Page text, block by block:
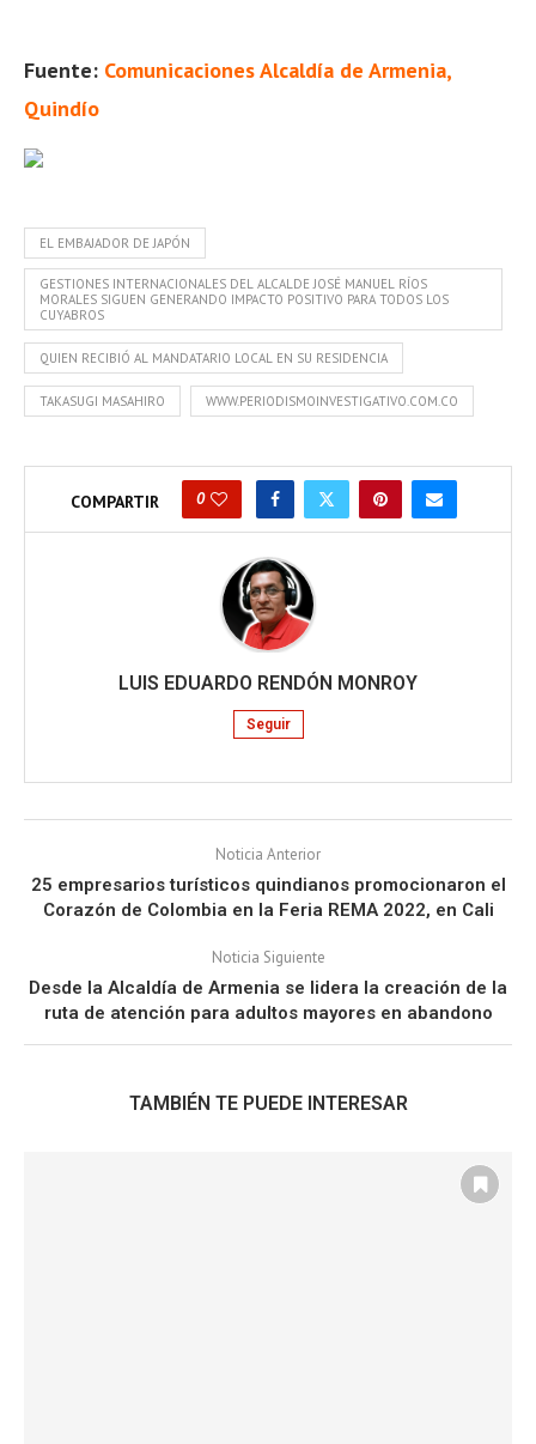
Fuente: Comunicaciones Alcaldía de Armenia,
Quindío
EL EMBAJADOR DE JAPÓN
GESTIONES INTERNACIONALES DEL ALCALDE JOSÉ MANUEL RÍOS
MORALES SIGUEN GENERANDO IMPACTO POSITIVO PARA TODOS LOS
CUYABROS
QUIEN RECIBIÓ AL MANDATARIO LOCAL EN SU RESIDENCIA
TAKASUGI MASAHIRO WWW.PERIODISMOINVESTIGATIVO.COM.CO
COMPARTIR 0
LUIS EDUARDO RENDÓN MONROY
Seguir
Noticia Anterior
25 empresarios turísticos quindianos promocionaron el
Corazón de Colombia en la Feria REMA 2022, en Cali
Noticia Siguiente
Desde la Alcaldía de Armenia se lidera la creación de la
ruta de atención para adultos mayores en abandono
TAMBIÉN TE PUEDE INTERESAR